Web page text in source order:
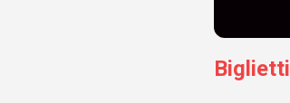
Biglietti